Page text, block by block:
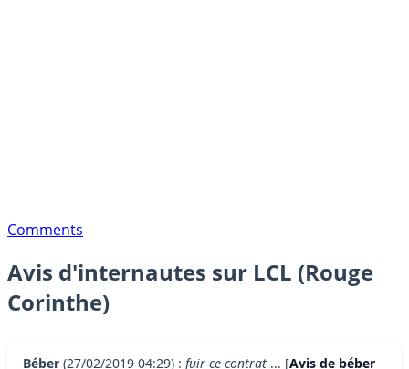
Comments
Avis d'internautes sur LCL (Rouge
Corinthe)
Béber (27/02/2019 04:29) : fuir ce contrat ... [Avis de béber